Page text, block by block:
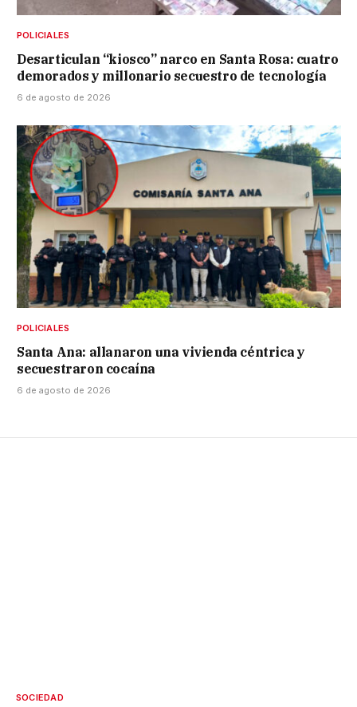
POLICIALES
Desarticulan “kiosco” narco en Santa Rosa: cuatro
demorados y millonario secuestro de tecnología
6 de agosto de 2026
POLICIALES
Santa Ana: allanaron una vivienda céntrica y
secuestraron cocaína
6 de agosto de 2026
SOCIEDAD